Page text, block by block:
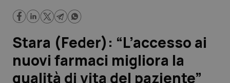
Governo e Parlamento
Regioni e Asl
Lavoro e Professioni
Stara (Feder): “L’accesso ai
nuovi farmaci migliora la
qualità di vita del paziente”